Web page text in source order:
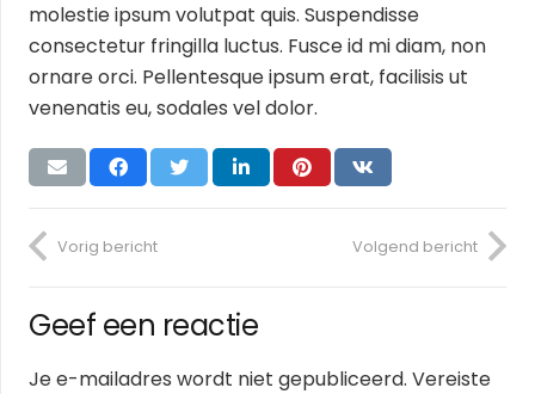
molestie ipsum volutpat quis. Suspendisse
consectetur fringilla luctus. Fusce id mi diam, non
ornare orci. Pellentesque ipsum erat, facilisis ut
venenatis eu, sodales vel dolor.
Vorig bericht Volgend bericht
Geef een reactie
Je e-mailadres wordt niet gepubliceerd. Vereiste